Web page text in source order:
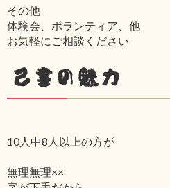
その他
体験会、ボランティア、他
お気軽にご相談ください
己書の魅力
10人中8人以上の方が
無理無理××